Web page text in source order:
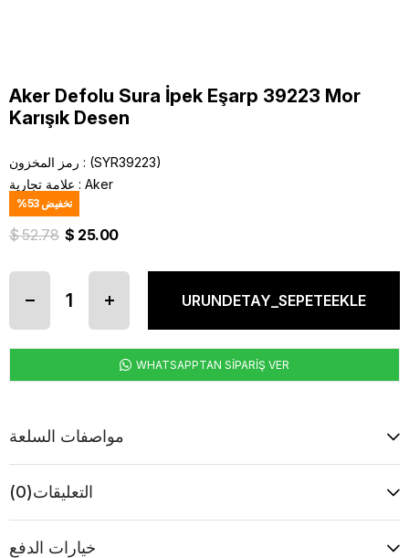
Aker Defolu Sura İpek Eşarp 39223 Mor
Karışık Desen
رمز المخزون
(SYR39223)
علامة تجارية : Aker
%53تخفيض
$ 52.78 $ 25.00
WHATSAPPTAN SİPARİŞ VER
مواصفات السلعة
التعليقات(0)
خيارات الدفع